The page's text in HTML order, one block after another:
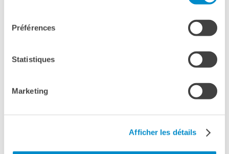
Préférences
Statistiques
Marketing
Afficher les détails